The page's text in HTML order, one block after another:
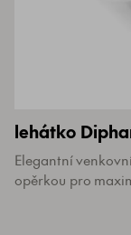
lehátko
Elegantní
opěrkou pro